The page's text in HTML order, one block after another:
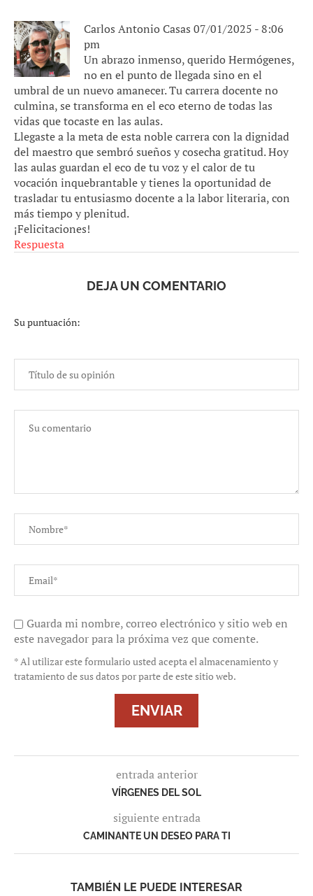
Carlos Antonio Casas 07/01/2025 - 8:06
pm
Un abrazo inmenso, querido Hermógenes,
no en el punto de llegada sino en el
umbral de un nuevo amanecer. Tu carrera docente no
culmina, se transforma en el eco eterno de todas las
vidas que tocaste en las aulas.
Llegaste a la meta de esta noble carrera con la dignidad
del maestro que sembró sueños y cosecha gratitud. Hoy
las aulas guardan el eco de tu voz y el calor de tu
vocación inquebrantable y tienes la oportunidad de
trasladar tu entusiasmo docente a la labor literaria, con
más tiempo y plenitud.
¡Felicitaciones!
Respuesta
DEJA UN COMENTARIO
Su puntuación:
Guarda mi nombre, correo electrónico y sitio web en
este navegador para la próxima vez que comente.
* Al utilizar este formulario usted acepta el almacenamiento y
tratamiento de sus datos por parte de este sitio web.
entrada anterior
VÍRGENES DEL SOL
siguiente entrada
CAMINANTE UN DESEO PARA TI
TAMBIÉN LE PUEDE INTERESAR